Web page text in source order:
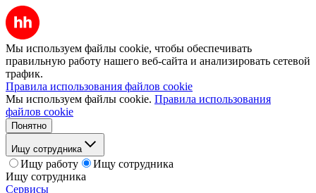
Мы используем файлы cookie, чтобы обеспечивать
правильную работу нашего веб-сайта и анализировать сетевой
трафик.
Правила использования файлов cookie
Мы используем файлы cookie. Правила использования
файлов cookie
Понятно
Ищу сотрудника
Ищу работу
Ищу сотрудника
Ищу сотрудника
Сервисы